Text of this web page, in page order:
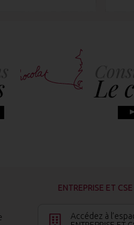
Le
ENTREPRISE ET CSE
Accédez à